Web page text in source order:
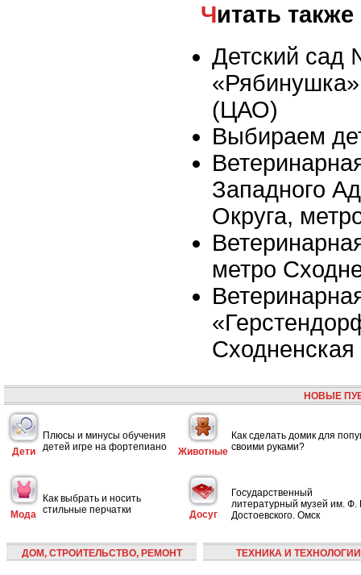
Читать также
Детский сад
(ЦАО)
Выбираем
Западного
Округа,
метро
Сходненская
НОВЫЕ
Дети
Плюсы и минусы обучения
детей игре на фортепиано
Животные
Как сделать домик для
своими руками?
Мода
Как выбрать и носить
стильные перчатки
Досуг
Государственный
литературный музей им. Ф.
Достоевского. Омск
ДОМ, СТРОИТЕЛЬСТВО, РЕМОНТ ТЕХНИКА И ТЕХНОЛОГИИ